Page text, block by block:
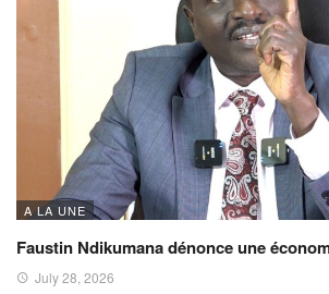
A LA UNE
Faustin Ndikumana dénonce une
July 28, 2026